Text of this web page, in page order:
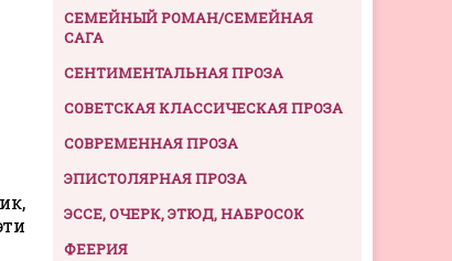
СЕМЕЙНЫЙ РОМАН/СЕМЕЙНАЯ
САГА
СЕНТИМЕНТАЛЬНАЯ ПРОЗА
СОВЕТСКАЯ КЛАССИЧЕСКАЯ ПРОЗА
СОВРЕМЕННАЯ ПРОЗА
ЭПИСТОЛЯРНАЯ ПРОЗА
ЭССЕ, ОЧЕРК, ЭТЮД, НАБРОСОК
ФЕЕРИЯ